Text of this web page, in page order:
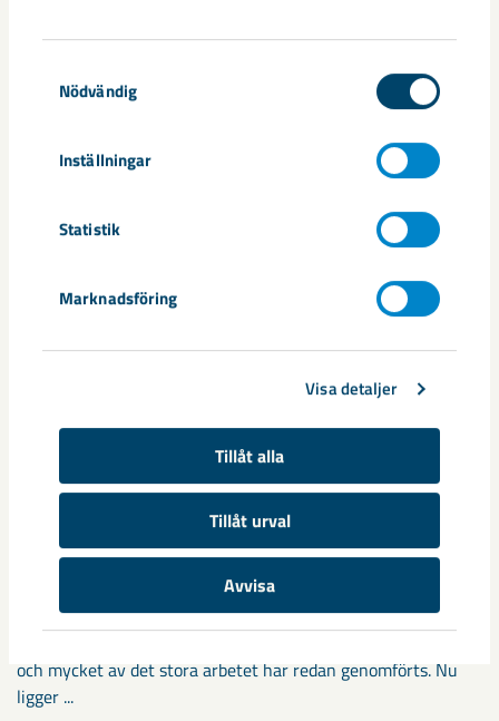
Nödvändig
Inställningar
Statistik
Marknadsföring
Visa detaljer
Tillåt alla
Tillåt urval
Avvisa
Nytt sovringsverk växer fram
Nu syns det hur LKAB:s nya sovringsverk successivt tar form.
1950-talet och ...
Fokus på östra Malmberget i
samhällsomvandlingen
och mycket av det stora arbetet har redan genomförts. Nu
ligger ...